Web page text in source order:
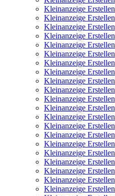
Kleinanzeige Erstellen
Kleinanzeige Erstellen
Kleinanzeige Erstellen
Kleinanzeige Erstellen
Kleinanzeige Erstellen
Kleinanzeige Erstellen
Kleinanzeige Erstellen
Kleinanzeige Erstellen
Kleinanzeige Erstellen
Kleinanzeige Erstellen
Kleinanzeige Erstellen
Kleinanzeige Erstellen
Kleinanzeige Erstellen
Kleinanzeige Erstellen
Kleinanzeige Erstellen
Kleinanzeige Erstellen
Kleinanzeige Erstellen
Kleinanzeige Erstellen
Kleinanzeige Erstellen
Kleinanzeige Erstellen
Kleinanzeige Erstellen